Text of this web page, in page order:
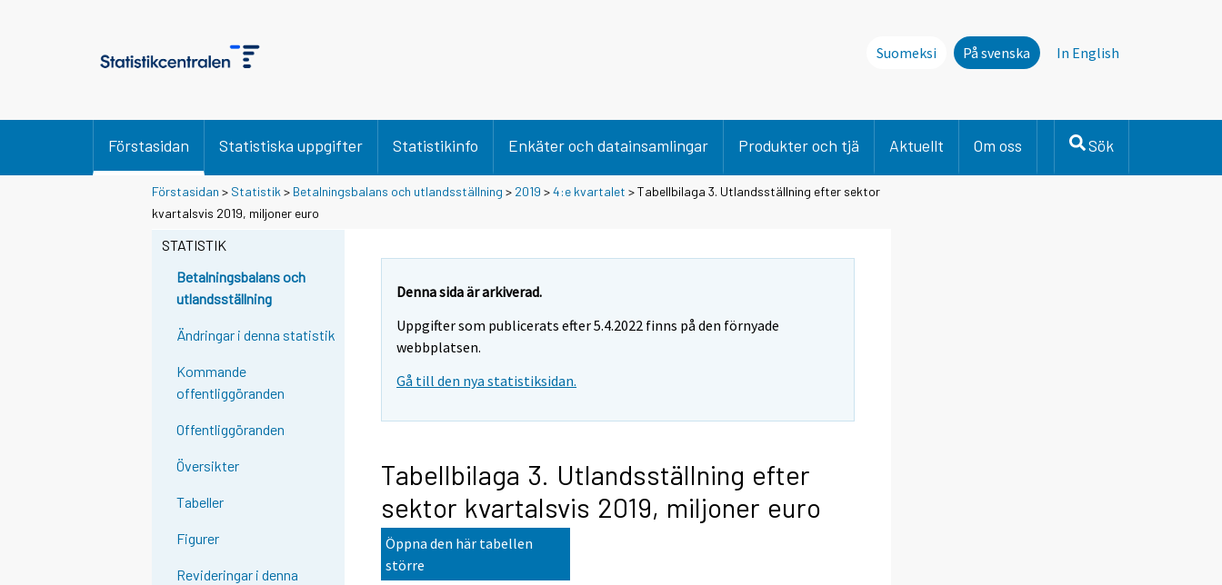
Suomeksi På svenska In English
Förstasidan Statistiska uppgifter Statistikinfo Enkäter och datainsamlingar Produkter och tjä Aktuellt Om oss Sök
Förstasidan > Statistik > Betalningsbalans och utlandsställning > 2019 >4:e kvartalet > Tabellbilaga 3. Utlandsställning efter sektor
kvartalsvis 2019, miljoner euro
STATISTIK
Betalningsbalans och
utlandsställning
Ändringar i denna statistik
Kommande
offentliggöranden
Offentliggöranden
Översikter
Tabeller
Figurer
Revideringar i denna
Denna sida är arkiverad.
Uppgifter som publicerats efter 5.4.2022 finns på den förnyade
webbplatsen.
Gå till den nya statistiksidan.
Tabellbilaga 3. Utlandsställning efter
sektor kvartalsvis 2019, miljoner euro
Öppna den här tabellen
större